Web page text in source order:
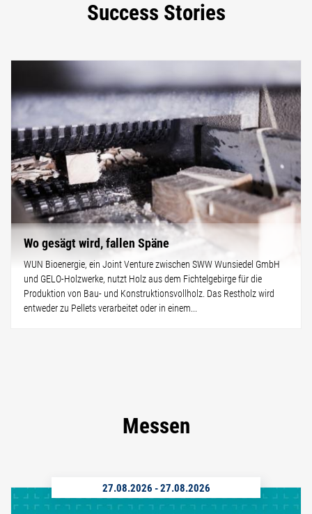
Success Stories
Wo gesägt wird, fallen Späne
WUN Bioenergie, ein Joint Venture zwischen SWW Wunsiedel GmbH
und GELO-Holzwerke, nutzt Holz aus dem Fichtelgebirge für die
Produktion von Bau- und Konstruktionsvollholz. Das Restholz wird
entweder zu Pellets verarbeitet oder in einem...
Messen
27.08.2026 -27.08.2026